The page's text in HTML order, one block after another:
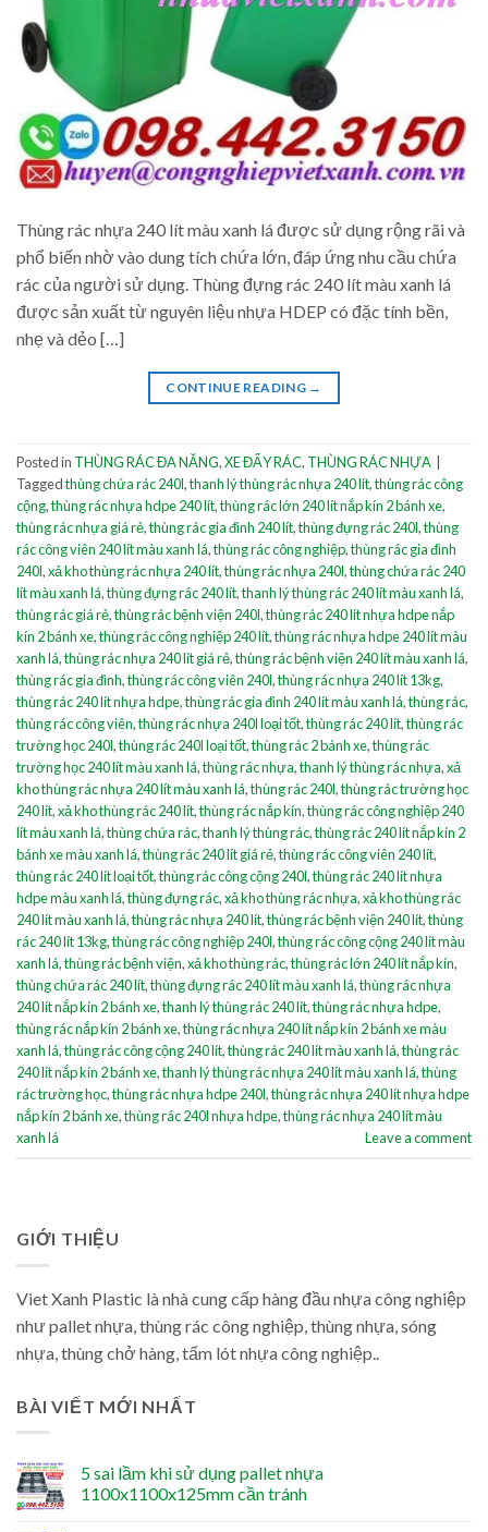
Thùng rác nhựa 240 lít màu xanh lá được sử dụng rộng rãi và
phổ biến nhờ vào dung tích chứa lớn, đáp ứng nhu cầu chứa
rác của người sử dụng. Thùng đựng rác 240 lít màu xanh lá
được sản xuất từ nguyên liệu nhựa HDEP có đặc tính bền,
nhẹ và dẻo […]
CONTINUE READING →
Posted in THÙNG RÁC ĐA NĂNG,XE ĐẨY RÁC, THÙNG RÁC NHỰA
Taggedthùng chứa rác 240l,thanh lý thùng rác nhựa 240 lít,thùng rác công
cộng,thùng rác nhựa hdpe 240 lít,thùng rác lớn 240 lít nắp kín 2 bánh xe,
thùng rác nhựa giá rẻ,thùng rác gia đình 240 lít,thùng đựng rác 240l,thùng
rác công viên 240 lít màu xanh lá,thùng rác công nghiệp,thùng rác gia đình
240l,xả kho thùng rác nhựa 240 lít,thùng rác nhựa 240l,thùng chứa rác 240
lít màu xanh lá,thùng đựng rác 240 lít,thanh lý thùng rác 240 lít màu xanh lá,
thùng rác giá rẻ,thùng rác bệnh viện 240l,thùng rác 240 lít nhựa hdpe nắp
kín 2 bánh xe,thùng rác công nghiệp 240 lít,thùng rác nhựa hdpe 240 lít màu
xanh lá,thùng rác nhựa 240 lít giá rẻ,thùng rác bệnh viện 240 lít màu xanh lá,
thùng rác gia đình,thùng rác công viên 240l,thùng rác nhựa 240 lít 13kg,
thùng rác 240 lít nhựa hdpe,thùng rác gia đình 240 lít màu xanh lá,thùng rác,
thùng rác công viên,thùng rác nhựa 240l loại tốt,thùng rác 240 lít,thùng rác
trường học 240l,thùng rác 240l loại tốt,thùng rác 2 bánh xe,thùng rác
trường học 240 lít màu xanh lá,thùng rác nhựa,thanh lý thùng rác nhựa,xả
kho thùng rác nhựa 240 lít màu xanh lá,thùng rác 240l,thùng rác trường học
240 lít,xả kho thùng rác 240 lít,thùng rác nắp kín,thùng rác công nghiệp 240
lít màu xanh lá,thùng chứa rác,thanh lý thùng rác,thùng rác 240 lít nắp kín 2
bánh xe màu xanh lá,thùng rác 240 lít giá rẻ,thùng rác công viên 240 lít,
thùng rác 240 lít loại tốt,thùng rác công cộng 240l,thùng rác 240 lít nhựa
hdpe màu xanh lá,thùng đựng rác,xả kho thùng rác nhựa,xả kho thùng rác
240 lít màu xanh lá,thùng rác nhựa 240 lít,thùng rác bệnh viện 240 lít,thùng
rác 240 lít 13kg,thùng rác công nghiệp 240l,thùng rác công cộng 240 lít màu
xanh lá,thùng rác bệnh viện,xả kho thùng rác,thùng rác lớn 240 lít nắp kín,
thùng chứa rác 240 lít,thùng đựng rác 240 lít màu xanh lá,thùng rác nhựa
240 lít nắp kín 2 bánh xe,thanh lý thùng rác 240 lít,thùng rác nhựa hdpe,
thùng rác nắp kín 2 bánh xe,thùng rác nhựa 240 lít nắp kín 2 bánh xe màu
xanh lá,thùng rác công cộng 240 lít,thùng rác 240 lít màu xanh lá,thùng rác
240 lít nắp kín 2 bánh xe,thanh lý thùng rác nhựa 240 lít màu xanh lá,thùng
rác trường học,thùng rác nhựa hdpe 240l,thùng rác nhựa 240 lít nhựa hdpe
nắp kín 2 bánh xe,thùng rác 240l nhựa hdpe,thùng rác nhựa 240 lít màu
xanh lá
Leave a comment
GIỚI THIỆU
Viet Xanh Plastic là nhà cung cấp hàng đầu nhựa công nghiệp
như pallet nhựa, thùng rác công nghiệp, thùng nhựa, sóng
nhựa, thùng chở hàng, tấm lót nhựa công nghiệp..
BÀI VIẾT MỚI NHẤT
5 sai lầm khi sử dụng pallet nhựa
1100x1100x125mm cần tránh